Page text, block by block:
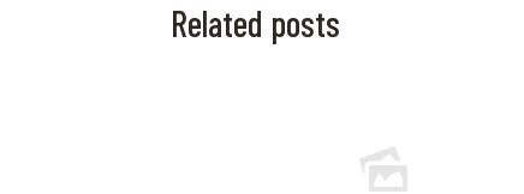
Related posts